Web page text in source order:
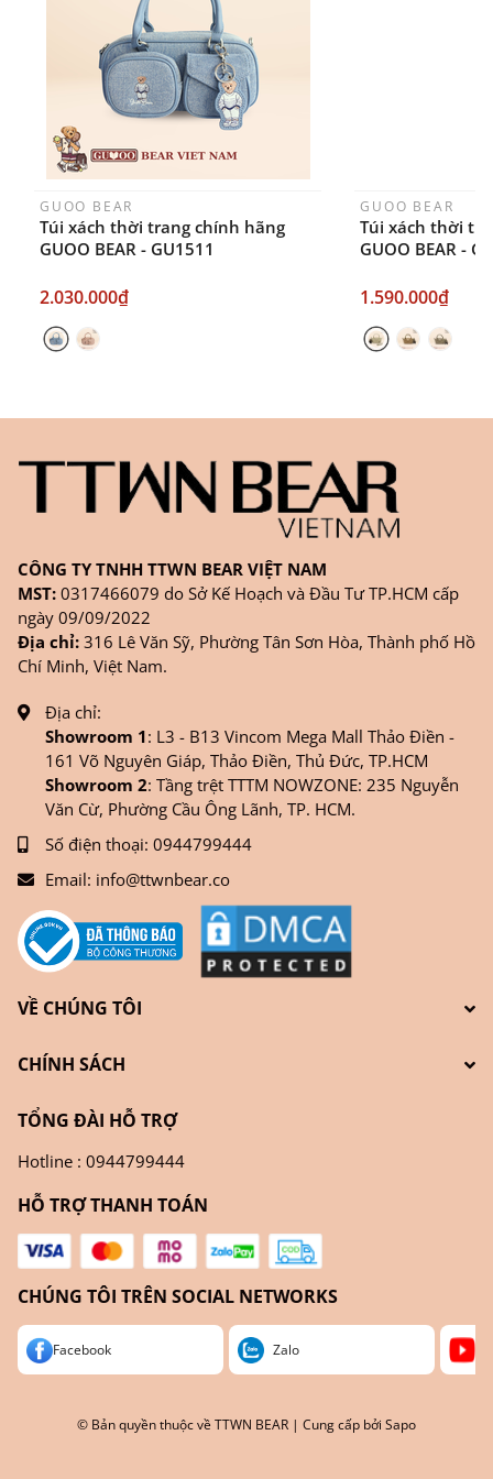
ngày sau khi đặt.
GUOO BEAR
Túi xách thời trang chính hãng
GUOO BEAR - GU1511
2.030.000₫
GUOO BEAR
Túi xách thời
GUOO BEAR -
1.590.000₫
CÔNG TY TNHH TTWN BEAR VIỆT NAM
MST: 0317466079 do Sở Kế Hoạch và Đầu Tư TP.HCM cấp
ngày 09/09/2022
Địa chỉ: 316 Lê Văn Sỹ, Phường Tân Sơn Hòa, Thành phố Hồ
Chí Minh, Việt Nam.
Địa chỉ:
Showroom 1: L3 - B13 Vincom Mega Mall Thảo Điền -
161 Võ Nguyên Giáp, Thảo Điền, Thủ Đức, TP.HCM
Showroom 2: Tầng trệt TTTM NOWZONE: 235 Nguyễn
Văn Cừ, Phường Cầu Ông Lãnh, TP. HCM.
Số điện thoại: 0944799444
Email: info@ttwnbear.co
VỀ CHÚNG TÔI
CHÍNH SÁCH
TỔNG ĐÀI HỖ TRỢ
Hotline : 0944799444
HỖ TRỢ THANH TOÁN
CHÚNG TÔI TRÊN SOCIAL NETWORKS
Facebook Zalo
© Bản quyền thuộc về TTWN BEAR | Cung cấp bởi Sapo